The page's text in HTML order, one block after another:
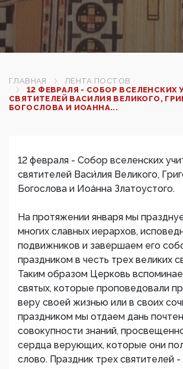
ГЛАВНАЯ
ЛЕНТА ПОСТОВ
12 ФЕВРАЛЯ - СОБОР ВСЕЛЕНСКИХ
СВЯТИТЕЛЕЙ ВАСИЛИЯ ВЕЛИКОГО,
БОГОСЛОВА И ИОАННА...
12 февраля - Собор вселенских
святителей Васи́лия Великого,
Богослова и Иоа́нна Златоустого.
На протяжении января мы
многих славных иерархов,
подвижников и завершаем его
праздником в честь трех великих
Таким образом Церковь
святых, которые проповедовали
веру своей жизнью или в своих
праздником мы отдаем дань
совокупности знаний,
сердца верующих, которые они
слово. Праздник трех святителей -